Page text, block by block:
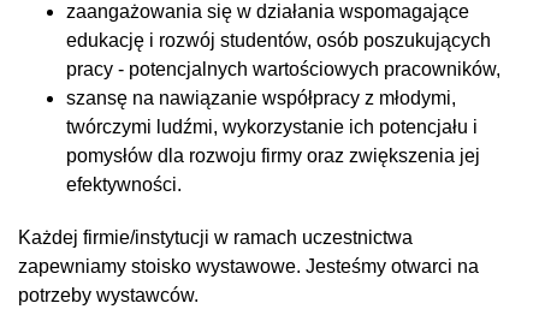
zaangażowania się w działania wspomagające
edukację i rozwój studentów, osób poszukujących
pracy - potencjalnych wartościowych pracowników,
szansę na nawiązanie współpracy z młodymi,
twórczymi ludźmi, wykorzystanie ich potencjału i
pomysłów dla rozwoju firmy oraz zwiększenia jej
efektywności.
Każdej firmie/instytucji w ramach uczestnictwa
zapewniamy stoisko wystawowe. Jesteśmy otwarci na
potrzeby wystawców.